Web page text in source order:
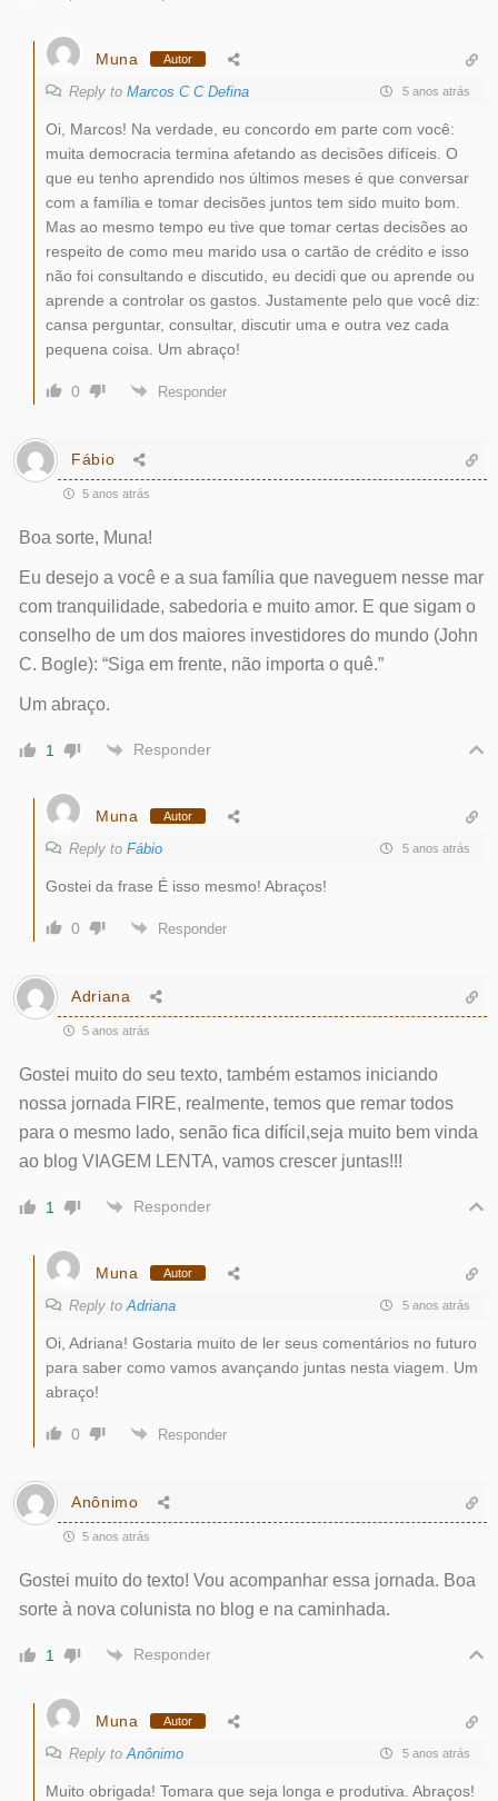
Muna Autor
Reply to Marcos C C Defina 5 anos atrás
Oi, Marcos! Na verdade, eu concordo em parte com você:
muita democracia termina afetando as decisões difíceis. O
que eu tenho aprendido nos últimos meses é que conversar
com a família e tomar decisões juntos tem sido muito bom.
Mas ao mesmo tempo eu tive que tomar certas decisões ao
respeito de como meu marido usa o cartão de crédito e isso
não foi consultando e discutido, eu decidi que ou aprende ou
aprende a controlar os gastos. Justamente pelo que você diz:
cansa perguntar, consultar, discutir uma e outra vez cada
pequena coisa. Um abraço!
0 Responder
Fábio
5 anos atrás
Boa sorte, Muna!
Eu desejo a você e a sua família que naveguem nesse mar
com tranquilidade, sabedoria e muito amor. E que sigam o
conselho de um dos maiores investidores do mundo (John
C. Bogle): “Siga em frente, não importa o quê.”
Um abraço.
1 Responder
Muna Autor
Reply to Fábio 5 anos atrás
Gostei da frase É isso mesmo! Abraços!
0 Responder
Adriana
5 anos atrás
Gostei muito do seu texto, também estamos iniciando
nossa jornada FIRE, realmente, temos que remar todos
para o mesmo lado, senão fica difícil,seja muito bem vinda
ao blog VIAGEM LENTA, vamos crescer juntas!!!
1 Responder
Muna Autor
Reply to Adriana 5 anos atrás
Oi, Adriana! Gostaria muito de ler seus comentários no futuro
para saber como vamos avançando juntas nesta viagem. Um
abraço!
0 Responder
Anônimo
5 anos atrás
Gostei muito do texto! Vou acompanhar essa jornada. Boa
sorte à nova colunista no blog e na caminhada.
1 Responder
Muna Autor
Reply to Anônimo 5 anos atrás
Muito obrigada! Tomara que seja longa e produtiva. Abraços!